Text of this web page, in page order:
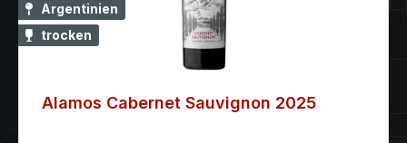
Argentinien
trocken
Alamos Cabernet Sauvignon 2025